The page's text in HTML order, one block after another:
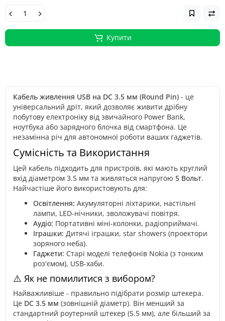
Купити
Кабель живлення USB на DC 3.5 мм (Round Pin) - це
універсальний дріт, який дозволяє живити дрібну
побутову електроніку від звичайного Power Bank,
ноутбука або зарядного блочка від смартфона. Це
незамінна річ для автономної роботи ваших гаджетів.
Сумісність та Використання
Цей кабель підходить для пристроїв, які мають круглий
вхід діаметром 3.5 мм та живляться напругою 5 Вольт.
Найчастіше його використовують для:
Освітлення: Акумуляторні ліхтарики, настільні
лампи, LED-нічники, зволожувачі повітря.
Аудіо: Портативні міні-колонки, радіоприймачі.
Іграшки: Дитячі іграшки, star showers (проектори
зоряного неба).
Гаджети: Старі моделі телефонів Nokia (з тонким
роз'ємом), USB-хаби.
⚠️ Як не помилитися з вибором?
Найважливіше - правильно підібрати розмір штекера.
Це DC 3.5 мм (зовнішній діаметр). Він менший за
стандартний роутерний штекер (5.5 мм), але більший за